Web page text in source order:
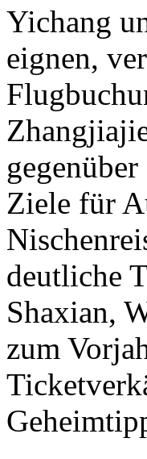
Yichang
eignen,
Ziele für
deutliche
Shaxian,
zum